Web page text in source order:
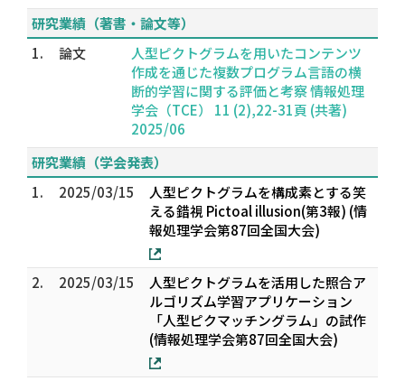
研究業績（著書・論文等）
1.
論文
人型ピクトグラムを用いたコンテンツ
作成を通じた複数プログラム言語の横
断的学習に関する評価と考察 情報処理
学会（TCE） 11 (2),22-31頁 (共著)
2025/06
研究業績（学会発表）
1.
2025/03/15
人型ピクトグラムを構成素とする笑
える錯視 Pictoal illusion(第3報) (情
報処理学会第87回全国大会)
2. 2025/03/15
人型ピクトグラムを活用した照合ア
ルゴリズム学習アプリケーション
「人型ピクマッチングラム」の試作
(情報処理学会第87回全国大会)